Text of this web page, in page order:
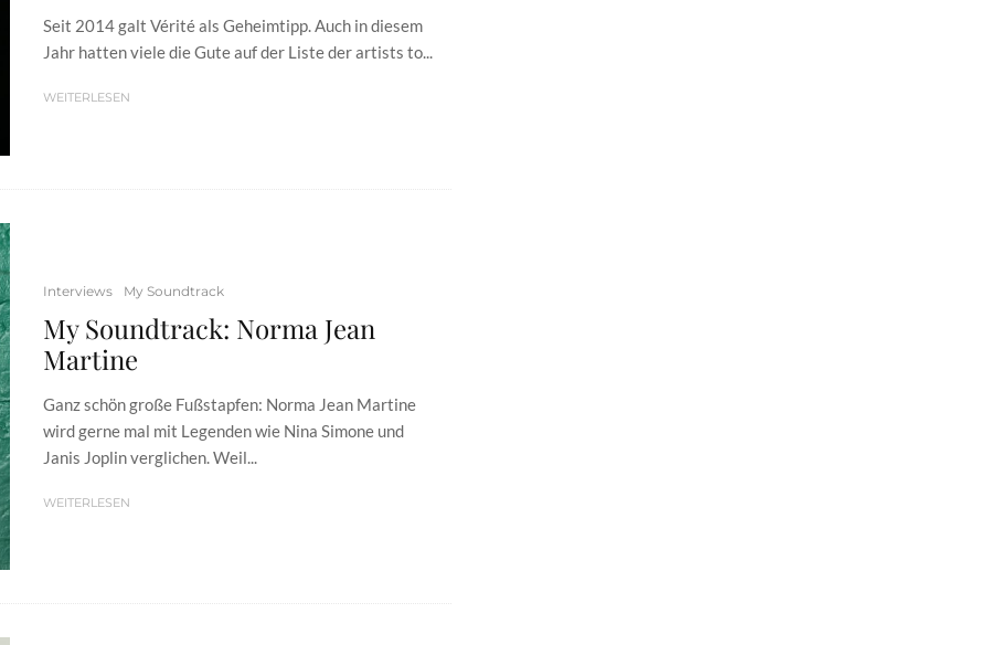
Seit 2014 galt Vérité als Geheimtipp. Auch in diesem
Jahr hatten viele die Gute auf der Liste der artists to...
WEITERLESEN
Interviews My Soundtrack
My Soundtrack: Norma Jean
Martine
Ganz schön große Fußstapfen: Norma Jean Martine
wird gerne mal mit Legenden wie Nina Simone und
Janis Joplin verglichen. Weil...
WEITERLESEN